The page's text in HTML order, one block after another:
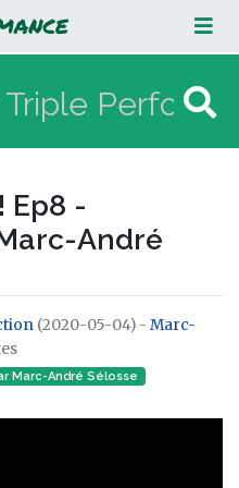
- Conclusion,
Ep8 -
André
(2020-05-04) - Marc-
Marc-André Sélosse